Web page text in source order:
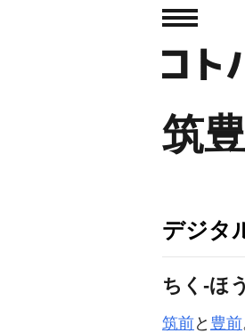
筑豊
デジタ
ちく‐ほ
筑前と 豊前